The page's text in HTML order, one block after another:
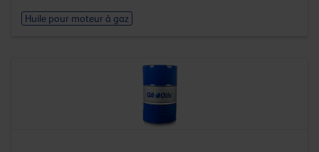
Huile pour moteur à gaz